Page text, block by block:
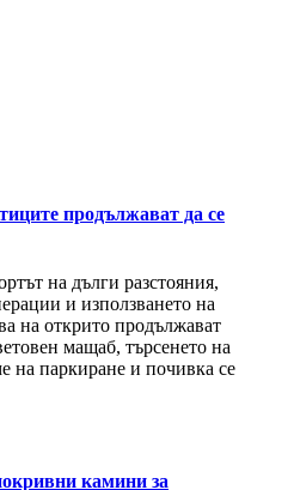
продължават да се
на дълги разстояния,
и използването на
на открито продължават
мащаб, търсенето на
на паркиране и почивка се
камини за